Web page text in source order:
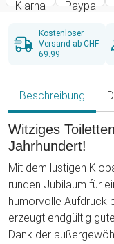
Kostenloser
Versand ab CHF
69.99
Beschreibung
Witziges
Jahrhundert!
Mit dem lustigen
runden Jubiläum für
humorvolle Aufdruck
erzeugt endgültig
Dank der